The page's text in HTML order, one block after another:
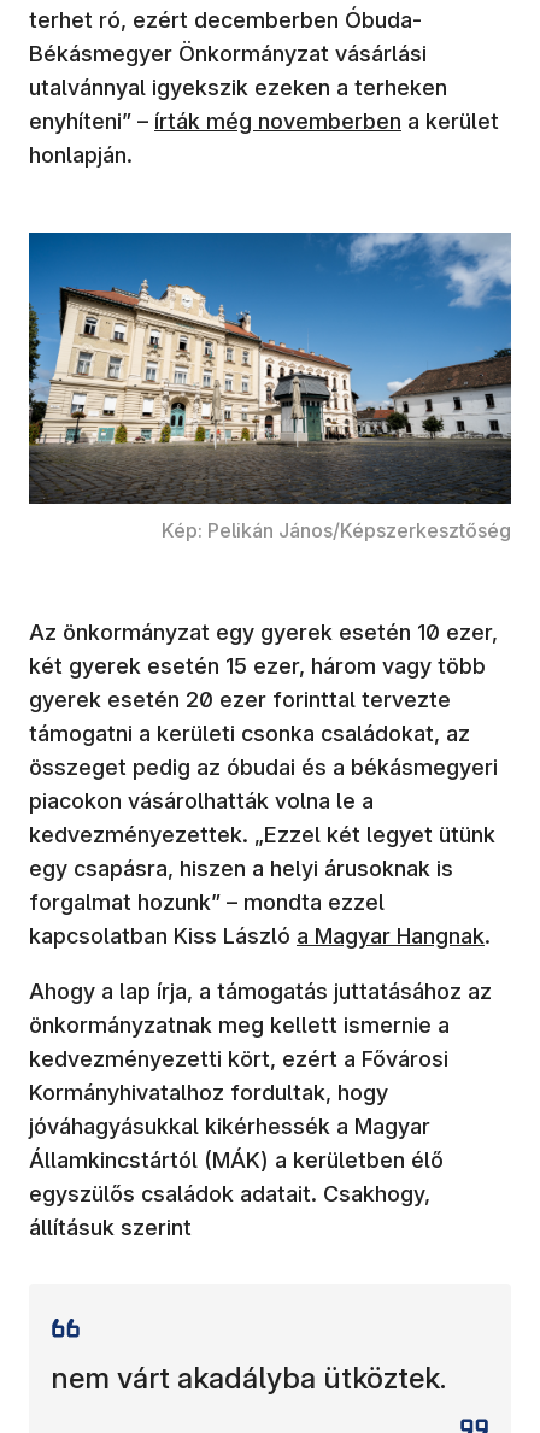
terhet ró, ezért decemberben Óbuda-
Békásmegyer Önkormányzat vásárlási
utalvánnyal igyekszik ezeken a terheken
enyhíteni” – (új ablakban nyílik meg)
írták még novemberben a kerület
honlapján.
Kép: Pelikán János/Képszerkesztőség
Az önkormányzat egy gyerek esetén 10 ezer,
két gyerek esetén 15 ezer, három vagy több
gyerek esetén 20 ezer forinttal tervezte
támogatni a kerületi csonka családokat, az
összeget pedig az óbudai és a békásmegyeri
piacokon vásárolhatták volna le a
kedvezményezettek. „Ezzel két legyet ütünk
egy csapásra, hiszen a helyi árusoknak is
forgalmat hozunk” – mondta ezzel
kapcsolatban Kiss László (új ablakban nyílik meg)
a Magyar Hangnak.
Ahogy a lap írja, a támogatás juttatásához az
önkormányzatnak meg kellett ismernie a
kedvezményezetti kört, ezért a Fővárosi
Kormányhivatalhoz fordultak, hogy
jóváhagyásukkal kikérhessék a Magyar
Államkincstártól (MÁK) a kerületben élő
egyszülős családok adatait. Csakhogy,
állításuk szerint
nem várt akadályba ütköztek.